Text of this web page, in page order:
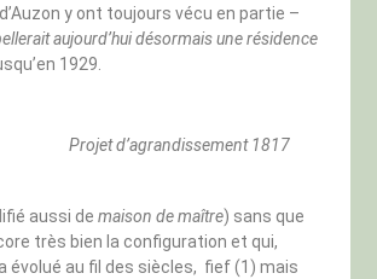
d’Auzon y ont toujours vécu en partie –
aujourd’hui désormais une résidence
1929.
Projet d’agrandissement 1817
aussi de maison de maître) sans que
très bien la configuration et qui,
évolué au fil des siècles, fief (1) mais